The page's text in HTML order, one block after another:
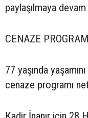
paylaşılmaya
CENAZE
77 yaşında
cenaze programı